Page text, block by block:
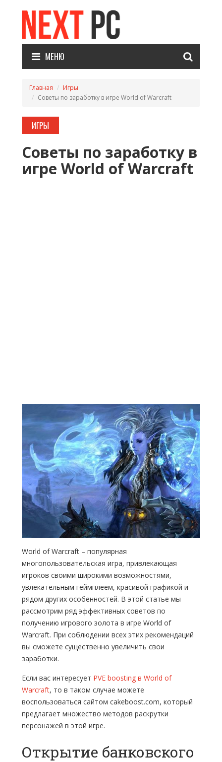
МЕНЮ
Главная
Игры
Советы по заработку в игре World of Warcraft
ИГРЫ
Советы по заработку в
игре World of Warcraft
World of Warcraft – популярная
многопользовательская игра, привлекающая
игроков своими широкими возможностями,
увлекательным геймплеем, красивой графикой и
рядом других особенностей. В этой статье мы
рассмотрим ряд эффективных советов по
получению игрового золота в игре World of
Warcraft. При соблюдении всех этих рекомендаций
вы сможете существенно увеличить свои
заработки.
Если вас интересует PVE boosting в World of
Warcraft, то в таком случае можете
воспользоваться сайтом cakeboost.com, который
предлагает множество методов раскрутки
персонажей в этой игре.
Открытие банковского